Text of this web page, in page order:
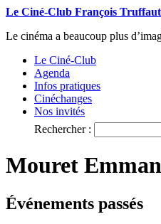
Le Ciné-Club François Truffaut
Le cinéma a beaucoup plus
Le Ciné-Club
Agenda
Infos pratiques
Cinéchanges
Nos invités
Rechercher :
Mouret
Événements passés